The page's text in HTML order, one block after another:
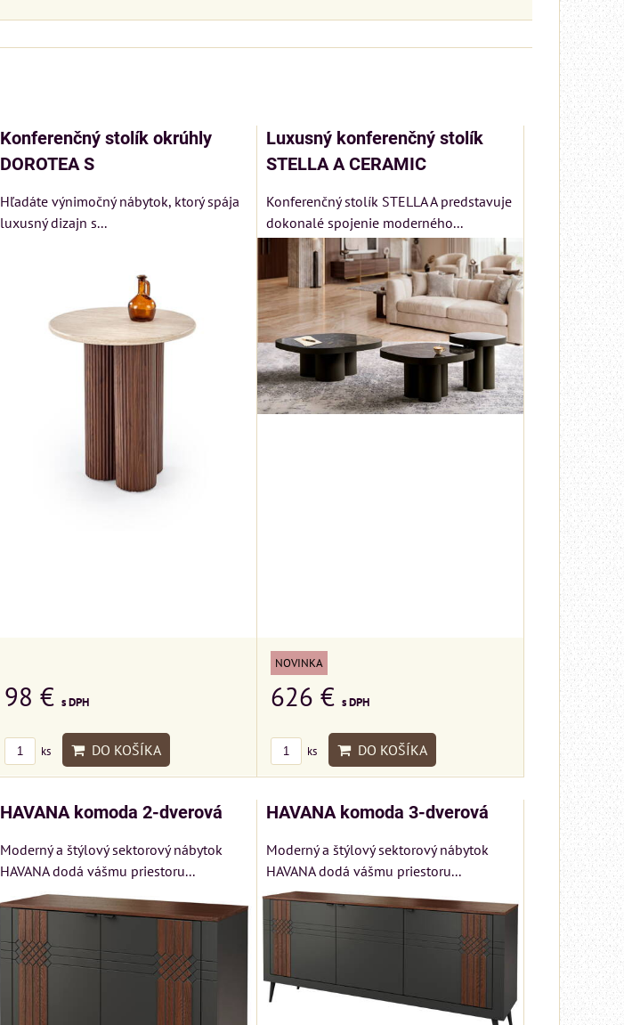
Konferenčný stolík okrúhly
DOROTEA S
Hľadáte výnimočný nábytok, ktorý spája
luxusný dizajn s...
98 € s DPH
ks DO KOŠÍKA
Luxusný konferenčný stolík
STELLA A CERAMIC
Konferenčný stolík STELLA A predstavuje
dokonalé spojenie moderného...
NOVINKA
626 €s DPH
ks DO KOŠÍKA
HAVANA komoda 2-dverová
Moderný a štýlový sektorový nábytok
HAVANA dodá vášmu priestoru...
HAVANA komoda 3-dverová
Moderný a štýlový sektorový nábytok
HAVANA dodá vášmu priestoru...